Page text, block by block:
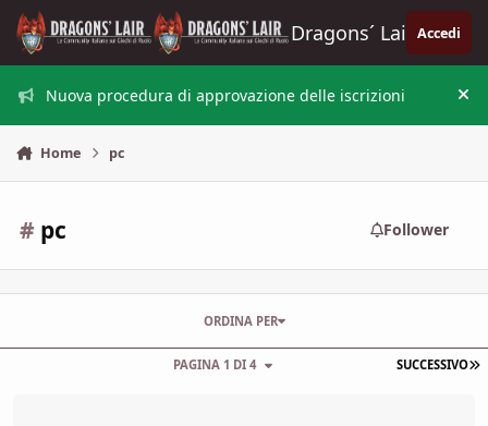
Vai al contenuto
Dragons´ Lair Accedi
Nuova procedura di approvazione delle iscrizioni
Home pc
# pc Follower
SUCCESSIVO
PAGINA 1 DI 4
ORDINA PER